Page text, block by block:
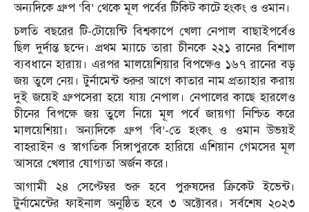
অন্যদিকে গ্রুপ ‘বি’ থেকে মূল পর্বের টিকিট কাটে হংকং ও ওমান।
চলতি বছরের টি-টোয়েন্টি বিশ্বকাপে খেলা নেপাল বাছাইপর্বেও
ছিল দুর্দান্ত ছন্দে। প্রথম ম্যাচে তারা চীনকে ২২১ রানের বিশাল
ব্যবধানে হারায়। এরপর মালয়েশিয়ার বিপক্ষেও ১৬৭ রানের বড়
জয় তুলে নেয়। টুর্নামেন্ট শুরুর আগে কাতার নাম প্রত্যাহার করায়
দুই জয়েই গ্রুপসেরা হয়ে যায় নেপাল। নেপালের কাছে হারলেও
চীনের বিপক্ষে জয় তুলে নিয়ে মূল পর্বে জায়গা নিশ্চিত করে
মালয়েশিয়া। অন্যদিকে গ্রুপ ‘বি’-তে হংকং ও ওমান উভয়ই
বাহরাইন ও স্বাগতিক সিঙ্গাপুরকে হারিয়ে এশিয়ান গেমসের মূল
আসরে খেলার যোগ্যতা অর্জন করে।
আগামী ২৪ সেপ্টেম্বর শুরু হবে পুরুষদের ক্রিকেট ইভেন্ট।
টুর্নামেন্টের ফাইনাল অনুষ্ঠিত হবে ৩ অক্টোবর। সর্বশেষ ২০২৩